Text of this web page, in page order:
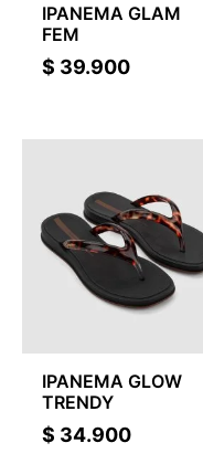
IPANEMA GLAM
FEM
$ 39.900
IPANEMA GLOW
TRENDY
$ 34.900